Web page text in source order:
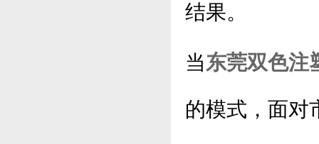
结果。
当东莞双色注
的模式，面对